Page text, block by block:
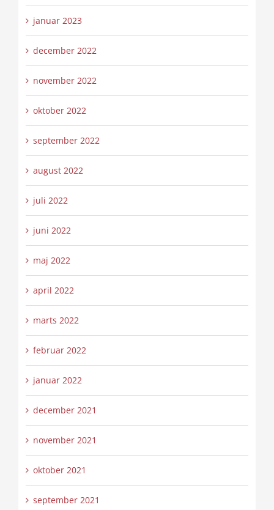
januar 2023
december 2022
november 2022
oktober 2022
september 2022
august 2022
juli 2022
juni 2022
maj 2022
april 2022
marts 2022
februar 2022
januar 2022
december 2021
november 2021
oktober 2021
september 2021